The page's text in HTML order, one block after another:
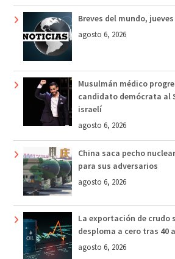
Breves del mundo,
agosto 6, 2026
Musulmán médico
candidato demócrata al
israelí
agosto 6, 2026
China saca pecho
para sus adversarios
agosto 6, 2026
La exportación de crudo
desploma a cero tras 40
agosto 6, 2026